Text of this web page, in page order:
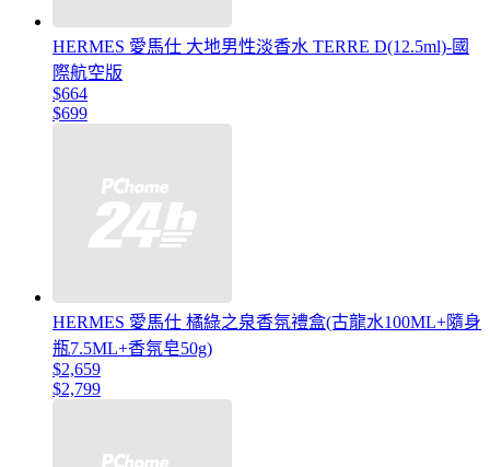
HERMES 愛馬仕 大地男性淡香水 TERRE D(12.5ml)-國
際航空版
$664
$699
HERMES 愛馬仕 橘綠之泉香氛禮盒(古龍水100ML+隨身
瓶7.5ML+香氛皂50g)
$2,659
$2,799